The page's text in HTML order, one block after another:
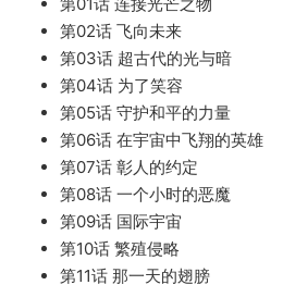
第02话 飞向未来
第03话 超古代的光与暗
第04话 为了笑容
第05话 守护和平的力量
第06话 在宇宙中飞翔的英雄
第07话 彰人的约定
第08话 一个小时的恶魔
第09话 国际宇宙
第10话 繁殖侵略
第11话 那一天的翅膀